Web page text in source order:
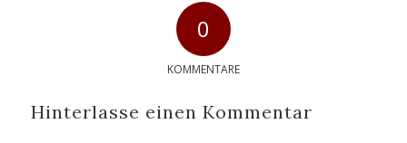
0
KOMMENTARE
Hinterlasse einen Kommentar